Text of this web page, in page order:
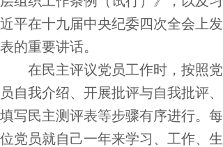
近平在十九届中央纪委四次全会上发
表的重要讲话。
在民主评议党员工作时，按照党
员自我介绍、开展批评与自我批评、
填写民主测评表等步骤有序进行。每
位党员就自己一年来学习、工作、生